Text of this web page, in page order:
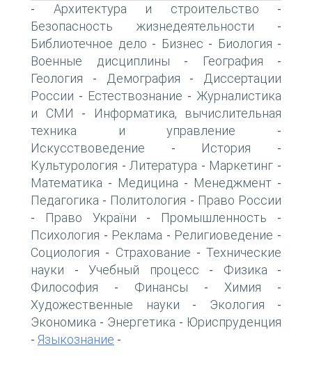
- Архитектура и строительство -
Безопасность жизнедеятельности -
Библиотечное дело - Бизнес - Биология -
Военные дисциплины - География -
Геология - Демография -
Диссертации
России - Естествознание - Журналистика
и СМИ -
Информатика, вычислительная
техника и управление -
Искусствоведение - История -
Культурология - Литература - Маркетинг -
Математика - Медицина - Менеджмент -
Педагогика - Политология - Право России
- Право України - Промышленность -
Психология - Реклама - Религиоведение -
Социология - Страхование - Технические
науки - Учебный процесс - Физика -
Философия - Финансы - Химия -
Художественные науки - Экология -
Экономика - Энергетика - Юриспруденция
- Языкознание -